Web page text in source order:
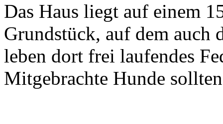
Das Haus liegt auf einem
Grundstück, auf dem auch
leben dort frei laufendes
Mitgebrachte Hunde